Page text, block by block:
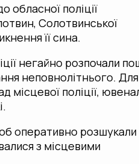
обласної поліції
Солотвинської
її сина.
негайно розпочали
неповнолітнього. Для
місцевої поліції,
оперативно розшукали
з місцевими